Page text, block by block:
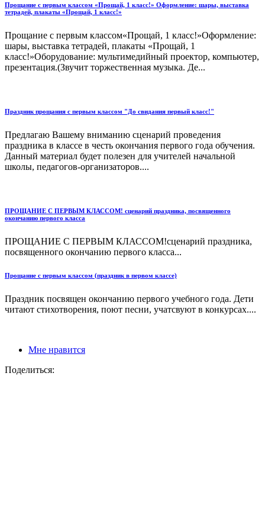
Прощание с первым классом «Прощай, 1 класс!» Оформление: шары, выставка
тетрадей, плакаты «Прощай, 1 класс!»
Прощание с первым классом«Прощай, 1 класс!»Оформление:
шары, выставка тетрадей, плакаты «Прощай, 1
класс!»Оборудование: мультимедийный проектор, компьютер,
презентация.(Звучит торжественная музыка. Де...
Праздник прощания с первым классом "До свидания первый класс!"
Предлагаю Вашему вниманию сценарий проведения
праздника в классе в честь окончания первого года обучения.
Данный материал будет полезен для учителей начальной
школы, педагогов-организаторов....
ПРОЩАНИЕ С ПЕРВЫМ КЛАССОМ! сценарий праздника, посвященного
окончанию первого класса
ПРОЩАНИЕ С ПЕРВЫМ КЛАССОМ!сценарий праздника,
посвященного окончанию первого класса...
Прощание с первым классом (праздник в первом классе)
Праздник посвящен окончанию первого учебного года. Дети
читают стихотворения, поют песни, учатсвуют в конкурсах....
Мне нравится
Поделиться: